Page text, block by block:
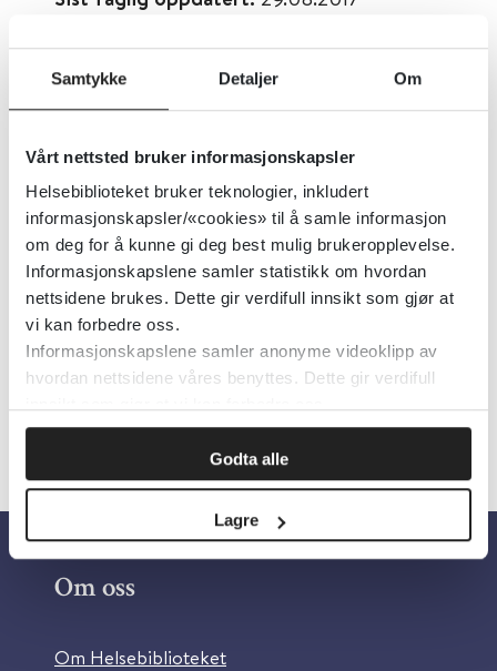
Samtykke Detaljer Om
Vårt nettsted bruker informasjonskapsler
Helsebiblioteket bruker teknologier, inkludert
informasjonskapsler/«cookies» til å samle informasjon
om deg for å kunne gi deg best mulig brukeropplevelse.
Informasjonskapslene samler statistikk om hvordan
nettsidene brukes. Dette gir verdifull innsikt som gjør at
vi kan forbedre oss.
Informasjonskapslene samler anonyme videoklipp av
hvordan nettsidene våres benyttes. Dette gir verdifull
Godta alle
Lagre
overgrep
Emner:Seksuelle overgrep, Traumer,
Dokumenttype:
Organisasjoner,
Pasientinformasjon, Ressurser på nett
Utgiver:Landsforeningen mot seksuelle
overgrep
Språk:Norsk
Om oss
Om Helsebiblioteket